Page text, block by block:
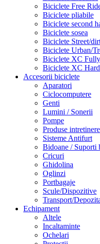
Biciclete Free
Biciclete pliabile
Biciclete second
Biciclete sosea
Biciclete Street/
Biciclete Urban/
Biciclete XC Fully
Biciclete XC
Accesorii biciclete
Aparatori
Ciclocomputere
Genti
Lumini / Sonerii
Pompe
Produse intretinere
Sisteme Antifurt
Bidoane / Suporti
Cricuri
Ghidolina
Oglinzi
Portbagaje
Scule/Dispozitive
Transport/
Echipament
Altele
Incaltaminte
Ochelari